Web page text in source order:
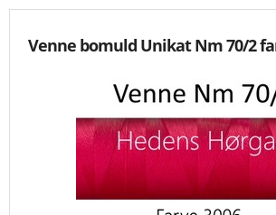
Venne bomuld Unikat Nm 70/2